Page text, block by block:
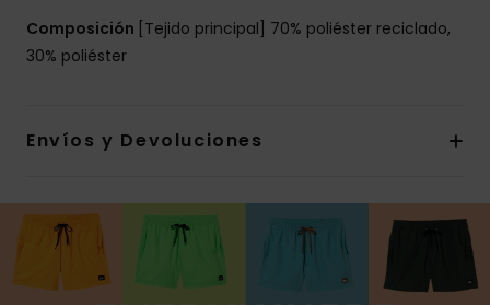
Composición [Tejido principal] 70% poliéster reciclado,
30% poliéster
Envíos y Devoluciones